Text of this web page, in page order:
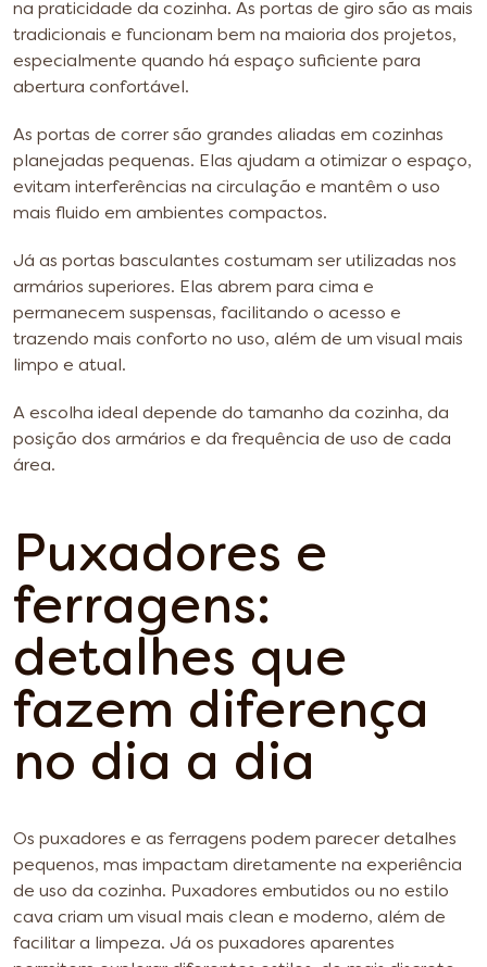
na praticidade da cozinha. As portas de giro são as mais
tradicionais e funcionam bem na maioria dos projetos,
especialmente quando há espaço suficiente para
abertura confortável.
As portas de correr são grandes aliadas em cozinhas
planejadas pequenas. Elas ajudam a otimizar o espaço,
evitam interferências na circulação e mantêm o uso
mais fluido em ambientes compactos.
Já as portas basculantes costumam ser utilizadas nos
armários superiores. Elas abrem para cima e
permanecem suspensas, facilitando o acesso e
trazendo mais conforto no uso, além de um visual mais
limpo e atual.
A escolha ideal depende do tamanho da cozinha, da
posição dos armários e da frequência de uso de cada
área.
Puxadores e
ferragens:
detalhes que
fazem diferença
no dia a dia
Os puxadores e as ferragens podem parecer detalhes
pequenos, mas impactam diretamente na experiência
de uso da cozinha. Puxadores embutidos ou no estilo
cava criam um visual mais clean e moderno, além de
facilitar a limpeza. Já os puxadores aparentes